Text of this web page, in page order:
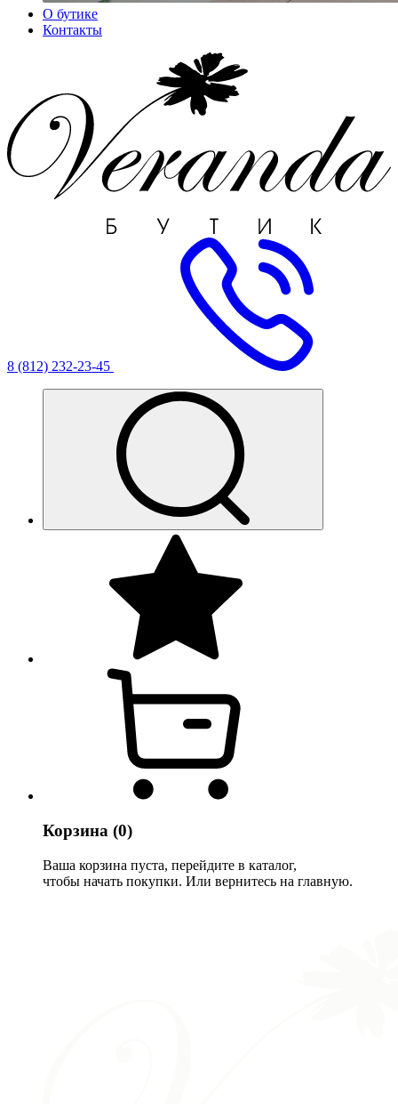
О бутике
Контакты
8 (812) 232-23-45
Корзина (0)
Ваша корзина пуста, перейдите в каталог,
чтобы начать покупки. Или вернитесь на главную.